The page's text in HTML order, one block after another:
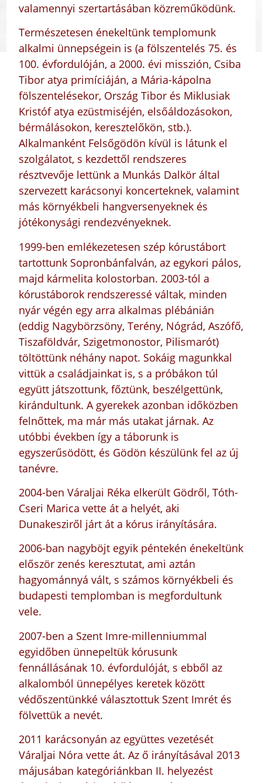
valamennyi szertartásában közreműködünk.
Természetesen énekeltünk templomunk
alkalmi ünnepségein is (a fölszentelés 75. és
100. évfordulóján, a 2000. évi misszión, Csiba
Tibor atya primíciáján, a Mária-kápolna
fölszentelésekor, Ország Tibor és Miklusiak
Kristóf atya ezüstmiséjén, elsőáldozásokon,
bérmálásokon, keresztelőkön, stb.).
Alkalmanként Felsőgödön kívül is látunk el
szolgálatot, s kezdettől rendszeres
résztvevője lettünk a Munkás Dalkör által
szervezett karácsonyi koncerteknek, valamint
más környékbeli hangversenyeknek és
jótékonysági rendezvényeknek.
1999-ben emlékezetesen szép kórustábort
tartottunk Sopronbánfalván, az egykori pálos,
majd kármelita kolostorban. 2003-tól a
kórustáborok rendszeressé váltak, minden
nyár végén egy arra alkalmas plébánián
(eddig Nagybörzsöny, Terény, Nógrád, Aszófő,
Tiszaföldvár, Szigetmonostor, Pilismarót)
töltöttünk néhány napot. Sokáig magunkkal
vittük a családjainkat is, s a próbákon túl
együtt játszottunk, főztünk, beszélgettünk,
kirándultunk. A gyerekek azonban időközben
felnőttek, ma már más utakat járnak. Az
utóbbi években így a táborunk is
egyszerűsödött, és Gödön készülünk fel az új
tanévre.
2004-ben Váraljai Réka elkerült Gödről, Tóth-
Cseri Marica vette át a helyét, aki
Dunakesziről járt át a kórus irányítására.
2006-ban nagyböjt egyik péntekén énekeltünk
először zenés keresztutat, ami aztán
hagyománnyá vált, s számos környékbeli és
budapesti templomban is megfordultunk
vele.
2007-ben a Szent Imre-millenniummal
egyidőben ünnepeltük kórusunk
fennállásának 10. évfordulóját, s ebből az
alkalomból ünnepélyes keretek között
védőszentünkké választottuk Szent Imrét és
fölvettük a nevét.
2011 karácsonyán az együttes vezetését
Váraljai Nóra vette át. Az ő irányításával 2013
májusában kategóriánkban II. helyezést